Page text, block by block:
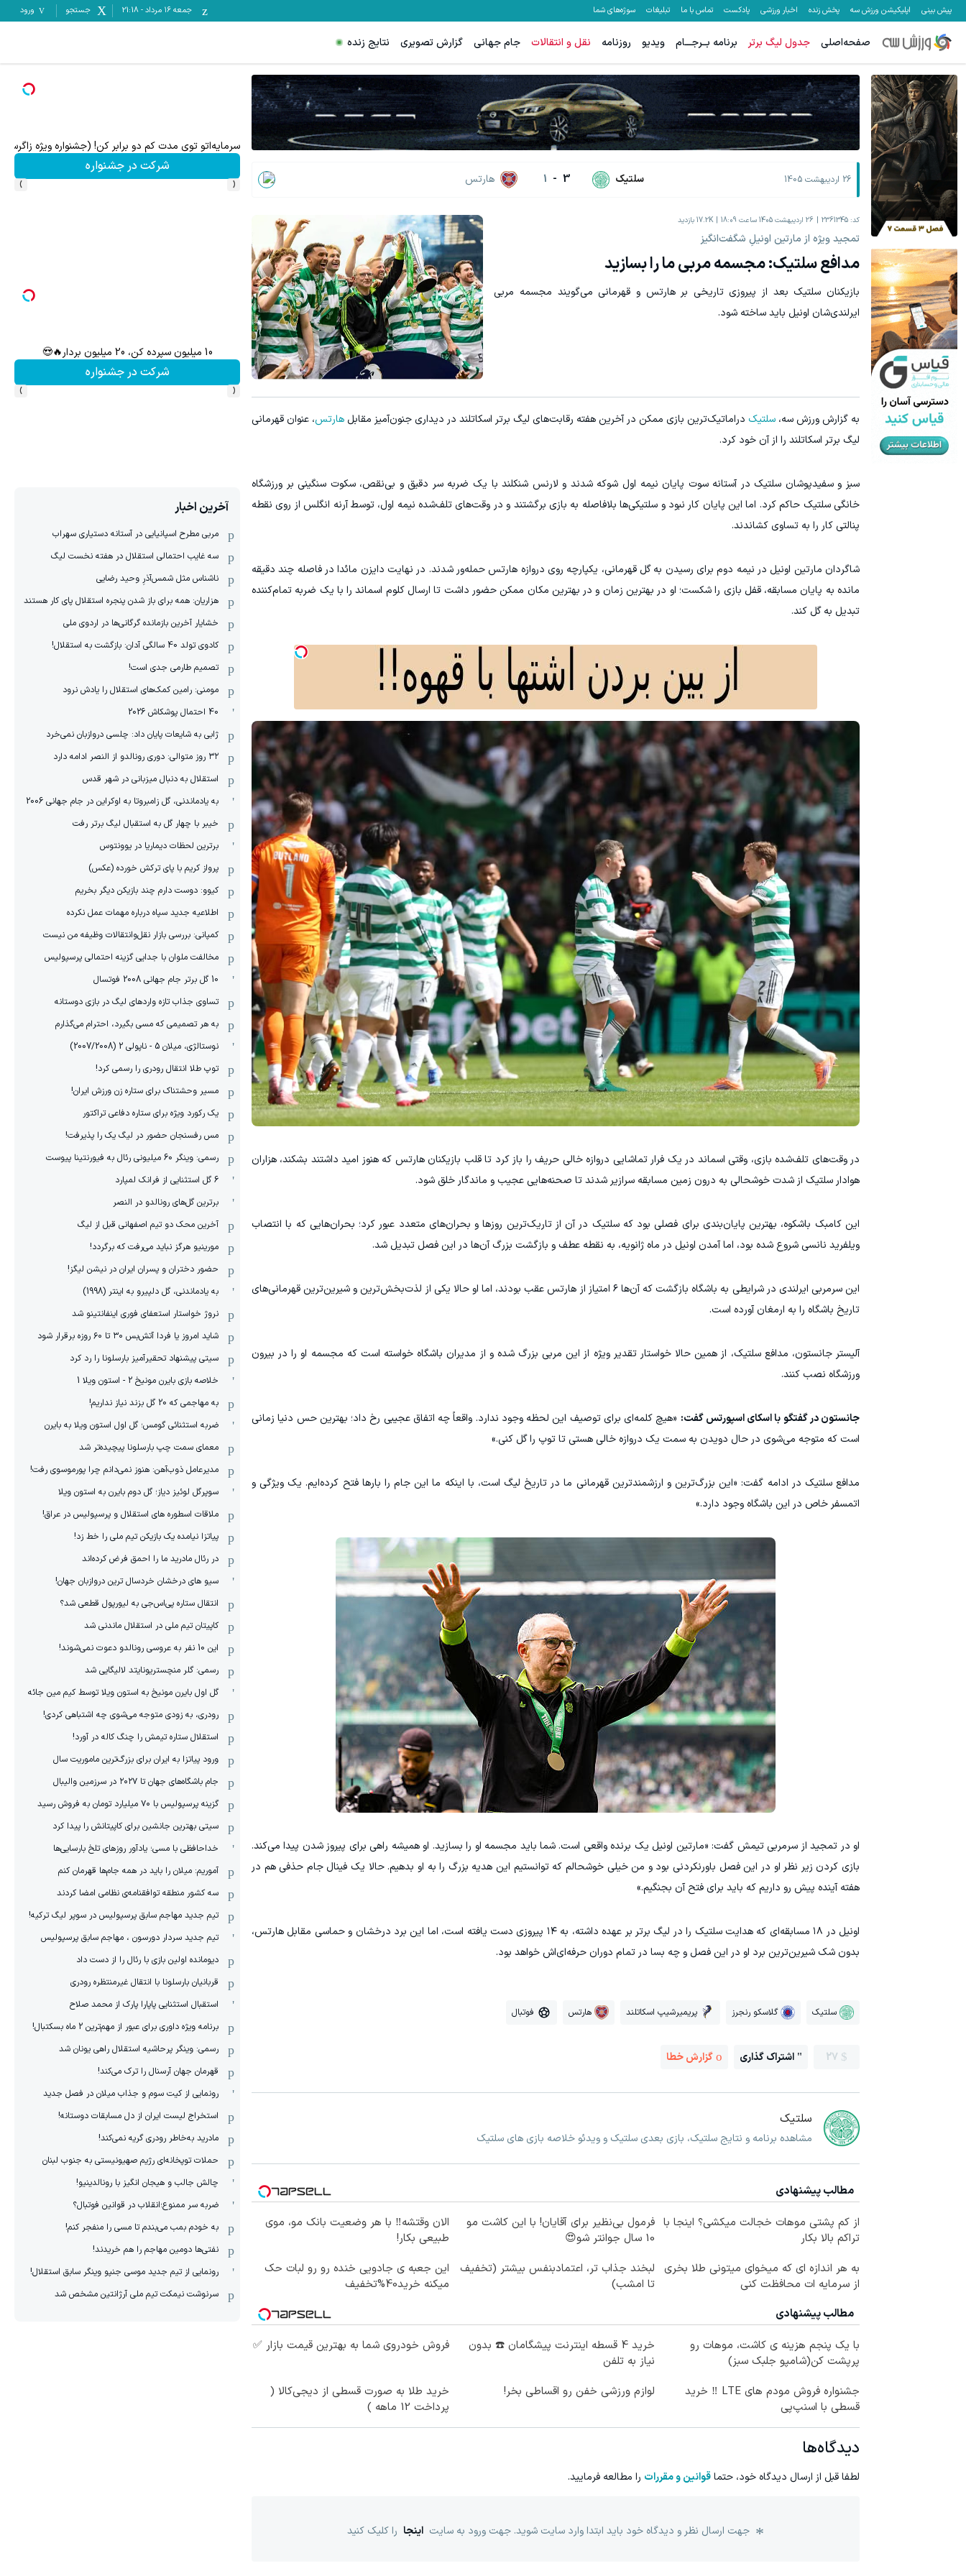
پیش بینی اپلیکیشن ورزش سه پخش زنده اخبار ورزشی پادکست تماس با ما تبلیغات سوژه‌های شما جمعه ۱۶ مرداد -
21:18 جستجو ورود
صفحه‌اصلی جدول لیگ برتر برنامه بــرجـــام ویدیو روزنامه نقل و انتقالات جام جهانی گزارش تصویری نتایج زنده
26 اردیبهشت 1405 سلتیک 3
-
1 هارتس
کد: 2361345 26 اردیبهشت 1405 ساعت 18:09 17.2K بازدید
تمجید ویژه از مارتین اونیلِ شگفت‌انگیز
مدافع سلتیک: مجسمه مربی ما را بسازید
بازیکنان سلتیک بعد از پیروزی تاریخی بر هارتس و قهرمانی می‌گویند مجسمه مربی
ایرلندی‌شان اونیل باید ساخته شود.
به گزارش ورزش سه، سلتیک دراماتیک‌ترین بازی ممکن در آخرین هفته رقابت‌های لیگ برتر اسکاتلند در دیداری جنون‌آمیز مقابل هارتس، عنوان قهرمانی
لیگ برتر اسکاتلند را از آن خود کرد.
سبز و سفیدپوشان سلتیک در آستانه سوت پایان نیمه اول شوکه شدند و لارنس شنکلند با یک ضربه سر دقیق و بی‌نقص، سکوت سنگینی بر ورزشگاه
خانگی سلتیک حاکم کرد. اما این پایان کار نبود و سلتیکی‌ها بلافاصله به بازی برگشتند و در وقت‌های تلف‌شده نیمه اول، توسط آرنه انگلس از روی نقطه
پنالتی کار را به تساوی کشاندند.
شاگردان مارتین اونیل در نیمه دوم برای رسیدن به گل قهرمانی، یکپارچه روی دروازه هارتس حمله‌ور شدند. در نهایت دایزن مائدا در فاصله چند دقیقه
مانده به پایان مسابقه، قفل بازی را شکست؛ او در بهترین زمان و در بهترین مکان ممکن حضور داشت تا ارسال کلوم اسماند را با یک ضربه تمام‌کننده
تبدیل به گل کند.
در وقت‌های تلف‌شده بازی، وقتی اسماند در یک فرار تماشایی دروازه خالی حریف را باز کرد تا قلب بازیکنان هارتس که هنوز امید داشتند بشکند، هزاران
هوادار سلتیک از شدت خوشحالی به درون زمین مسابقه سرازیر شدند تا صحنه‌هایی عجیب و ماندگار خلق شود.
این کامبک باشکوه، بهترین پایان‌بندی برای فصلی بود که سلتیک در آن از تاریک‌ترین روزها و بحران‌های متعدد عبور کرد؛ بحران‌هایی که با انتصاب
ویلفرید نانسی شروع شده بود، اما آمدن اونیل در ماه ژانویه، به نقطه عطف و بازگشت بزرگ آن‌ها در این فصل تبدیل شد.
این سرمربی ایرلندی در شرایطی به باشگاه بازگشت که آن‌ها ۶ امتیاز از هارتس عقب بودند، اما او حالا یکی از لذت‌بخش‌ترین و شیرین‌ترین قهرمانی‌های
تاریخ باشگاه را به ارمغان آورده است.
آلیستر جانستون، مدافع سلتیک، از همین حالا خواستار تقدیر ویژه از این مربی بزرگ شده و از مدیران باشگاه خواسته است که مجسمه او را در بیرون
ورزشگاه نصب کنند.
جانستون در گفتگو با اسکای اسپورتس گفت: «هیچ کلمه‌ای برای توصیف این لحظه وجود ندارد. واقعاً چه اتفاق عجیبی رخ داد؛ بهترین حس دنیا زمانی
است که متوجه می‌شوی در حال دویدن به سمت یک دروازه خالی هستی تا توپ را گل کنی.»
مدافع سلتیک در ادامه گفت: «این بزرگ‌ترین و ارزشمندترین قهرمانی ما در تاریخ لیگ است، با اینکه ما این جام را بارها فتح کرده‌ایم. یک ویژگی و
اتمسفر خاص در این باشگاه وجود دارد.»
او در تمجید از سرمربی تیمش گفت: «مارتین اونیل یک برنده واقعی است. شما باید مجسمه او را بسازید. او همیشه راهی برای پیروز شدن پیدا می‌کند.
بازی کردن زیر نظر او در این فصل باورنکردنی بود و من خیلی خوشحالم که توانستیم این هدیه بزرگ را به او بدهیم. حالا یک فینال جام حذفی هم در
هفته آینده پیش رو داریم که باید برای فتح آن بجنگیم.»
اونیل در ۱۸ مسابقه‌ای که هدایت سلتیک را در لیگ برتر بر عهده داشته، به ۱۴ پیروزی دست یافته است، اما این برد درخشان و حماسی مقابل هارتس،
بدون شک شیرین‌ترین برد او در این فصل و چه بسا در تمام دوران حرفه‌ای‌اش خواهد بود.
سلتیک گلاسکو رنجرز پریمیرشیپ اسکاتلند هارتس فوتبال
27 اشتراک گذاری گزارش خطا
سلتیک
مشاهده برنامه و نتایج سلتیک، بازی بعدی سلتیک و ویدئو خلاصه بازی های سلتیک
مطالب پیشنهادی
از کم پشتی موهات خجالت میکشی؟ اینجا با
تراکم بالا بکار
فرمول بی‌نظیر برای آقایان! با این کاشت مو
10 سال جوانتر شو😍
الان وقتشه‼️ با هر وضعیت بانک مو، موی
طبیعی بکار!
به هر اندازه ای که میخوای میتونی طلا بخری
از سرمایه ات محافظت کنی
لبخند جذاب تر، اعتمادبنفس بیشتر (تخفیف
تا امشب)
این جعبه ی جادویی خنده رو رو لبات حک
میکنه خرید40%تخفیف
مطالب پیشنهادی
با یک پنجم هزینه ی کاشت، موهات رو
پرپشت کن(شامپو جلبک سبز)
خرید 4 قسطه اینترنت پیشگامان ☎️ بدون
نیاز به تلفن
فروش خودروی شما به بهترین قیمت بازار ✅
جشنواره فروش مودم های LTE ‼️ خرید
قسطی با اسنپ‌پی
لوازم ورزشی خفن رو اقساطی بخر!
خرید طلا به صورت قسطی از دیجی‌کالا (
پرداخت 12 ماهه )
دیدگاه‌ها
لطفا قبل از ارسال دیدگاه خود، حتماقوانین و مقررات را مطالعه فرمایید.
جهت ارسال نظر و دیدگاه خود باید ابتدا وارد سایت شوید. جهت ورود به سایت اینجا را کلیک کنید
سرمایه‌اتو توی مدت کم دو برابر کن! (جشنواره ویژه زاگرس)🔥به بزرگترین جشنواره ایمپلنت تهران خوش اومدید! | فقط ۲۵ میلیون !با شرکت در جشنواره زاگرس، دو برابر سپرده خود را دریافت کنید10 میلیون سپرده کن، 20 میلیون بردار🔥😍
شرکت در جشنواره
‹
›
10 میلیون سپرده کن، 20 میلیون بردار🔥😍 سرمایه‌اتو توی مدت کم دو برابر کن! (جشنواره ویژه زاگرس)🔥 10 میلیون طلا بخر، آخر ماه 2 برابرشو ببر🔥
شرکت در جشنواره کلیک کن!
‹
›
آخرین اخبار
مربی مطرح اسپانیایی در آستانه دستیاری سهراب
سه غایب احتمالی استقلال در هفته نخست لیگ
ناشناس مثل شمس‌آذرِ وحید رضایی
هزاریان: همه برای باز شدن پنجره استقلال پای کار هستند
خشایار آخرین بازمانده گرگانی‌ها در اردوی ملی
کادوی تولد 40 سالگی آدان: بازگشت به استقلال!
تصمیم طارمی جدی است!
مومنی: رامین کمک‌های استقلال را یادش نرود
40 احتمال پوشکاش 2026
ژابی به شایعات پایان داد: چلسی دروازبان نمی‌خرد
۳۲ روز متوالی: دوری رونالدو از النصر ادامه دارد
استقلال به دنبال میزبانی در شهر قدس
به یادماندنی، گل زامبروتا به اوکراین در جام جهانی 2006
خیبر با چهار گل به استقبال لیگ برتر رفت
برترین لحظات دیماریا در یوونتوس
پرواز کریم با پای ترکش خورده (عکس)
کیوو: دوست دارم چند بازیکن دیگر بخریم
اطلاعیه جدید سپاه درباره مهمات عمل نکرده
کمپانی: بررسی بازار نقل‌وانتقالات وظیفه من نیست
مخالفت ملوان با جدایی گزینه احتمالی پرسپولیس
10 گل برتر جام جهانی 2008 فوتسال
تساوی جذاب تازه واردهای لیگ در بازی دوستانه
به هر تصمیمی که مسی بگیرد، احترام می‌گذارم
نوستالژی، میلان 5 - ناپولی 2 (2007/2008)
توپ طلا انتقال رودری را رسمی کرد!
مسیر وحشتناک برای ستاره زن ورزش ایران!
یک رکورد ویژه برای ستاره دفاعی تراکتور
مس رفسنجان حضور در لیگ یک را پذیرفت!
رسمی: وینگر 60 میلیونی رئال به فیورنتینا پیوست
6 گل استثنایی از فرانک لمپارد
برترین گل‌های رونالدو در النصر
آخرین محک دو تیم اصفهانی قبل از لیگ
مورینیو هرگز نباید می‌رفت که برگردد!
حضور دختران و پسران ایران در نیشن لیگز!
به یادماندنی، گل دلپیرو به اینتر (1998)
نروژ خواستار استعفای فوری اینفانتینو شد
شاید امروز یا فردا آتش‌بس ۳۰ تا ۶۰ روزه برقرار شود
سیتی پیشنهاد تحقیرآمیز بارسلونا را رد کرد
خلاصه بازی بایرن مونیخ 2 - استون ویلا 1
به مهاجمی که 20 گل بزند نیاز نداریم!
ضربه استثنائی گومس؛ گل اول استون ویلا به بایرن
معمای سمت چپ بارسلونا پیچیده‌تر شد
مدیرعامل ذوب‌آهن: هنوز نمی‌دانم چرا پورموسوی رفت!
سوپرگل لوئیز دیاز؛ گل دوم بایرن به استون ویلا
ملاقات اسطوره های استقلال و پرسپولیس در عراق!
پیاتزا نیامده یک بازیکن تیم ملی را خط زد!
در رئال مادرید ما را احمق فرض کرده‌اند
سیو های درخشان خردسال ترین دروازبان جهان!
انتقال ستاره پی‌اس‌جی به لیورپول قطعی شد؟
کاپیتان تیم ملی در استقلال ماندنی شد
این 10 نفر به عروسی رونالدو دعوت نمی‌شوند!
رسمی: گلر منچستریونایتد لالیگایی شد
گل اول بایرن مونیخ به استون ویلا توسط کیم مین جائه
رودری، به زودی متوجه می‌شوی چه اشتباهی کردی!
استقلال ستاره تیمش را چنگ کاله در آورد!
ورود پیاتزا به ایران برای بزرگ‌ترین ماموریت سال
جام باشگاه‌های جهان تا ۲۰۲۷ در سرزمین والیبال
گزینه پرسپولیس با ۷۰ میلیارد تومان به فروش رسید
سیتی بهترین جانشین برای کاپیتانش را پیدا کرد
خداحافظی با مسی؛ یادآور روزهای تلخ بارسایی‌ها
آموریم: میلان را باید در همه جام‌ها قهرمان کنم
سه کشور منطقه توافقنامه‌ی نظامی امضا کردند
تیم جدید مهاجم سابق پرسپولیس در سوپر لیگ ترکیه!
تیم جدید سردار دورسون ، مهاجم سابق پرسپولیس
دیومانده اولین بازی با رئال را از دست داد
قربانیان بارسلونا با انتقال غیرمنتظره رودری
استقبال استثنایی پاپارا پارک از محمد صلاح
برنامه ویژه داوری برای عبور از مهم‌ترین 2 ماه بسکتبال!
رسمی: وینگر پرحاشیه استقلال راهی یونان شد
قهرمان جهان آرسنال را ترک می‌کند!
رونمایی از کیت سوم و جذاب میلان در فصل جدید
استخراج لیست ایران از دل مسابقات دوستانه!
مادرید به‌خاطر رودری گریه نمی‌کند!
حملات توپخانه‌ای رژیم صهیونیستی به جنوب لبنان
چالش جالب و هیجان انگیز با رونالدینیو!
ضربه سر ممنوع؛انقلاب در قوانین فوتبال؟
به خودم بمب می‌بندم تا مسی را منفجر کنم!
نفتی‌ها دومین مهاجم را هم خریدند!
رونمایی از تیم جدید موسی جنپو وینگر سابق استقلال!
سرنوشت نیمکت تیم ملی آرژانتین مشخص شد